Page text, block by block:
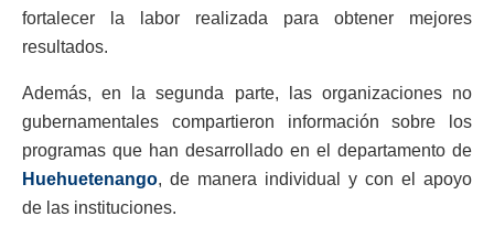
fortalecer la labor realizada para obtener mejores
resultados.
Además, en la segunda parte, las organizaciones no
gubernamentales compartieron información sobre los
programas que han desarrollado en el departamento de
Huehuetenango, de manera individual y con el apoyo
de las instituciones.